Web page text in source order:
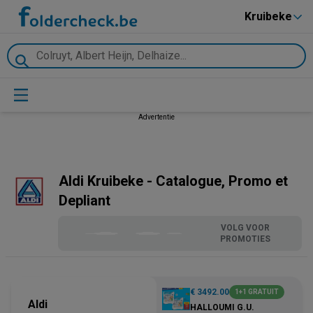
Kruibeke
Advertentie
Aldi Kruibeke - Catalogue, Promo et
Depliant
VOLG VOOR
PROMOTIES
Aldi
€ 3492.00 1+1 GRATUIT
HALLOUMI G.U.